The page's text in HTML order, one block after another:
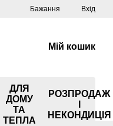
Бажання Вхід
Мій кошик
ДЛЯ
ДОМУ
ТА
ТЕПЛА
РОЗПРОДАЖ
НЕКОНДИЦІЯ